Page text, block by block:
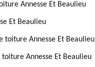
Annesse Et Beaulieu
Et Beaulieu
toiture Annesse Et Beaulieu
toiture Annesse Et Beaulieu